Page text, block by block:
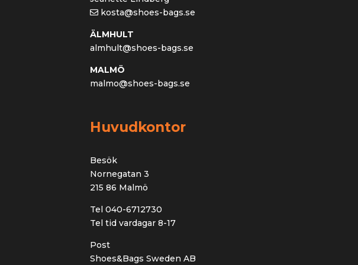
kosta@shoes-bags.se
ÄLMHULT
almhult@shoes-bags.se
MALMÖ
malmo@shoes-bags.se
Huvudkontor
Besök
Nornegatan 3
215 86 Malmö
Tel 040-6712730
Tel tid vardagar 8-17
Post
Shoes&Bags Sweden AB